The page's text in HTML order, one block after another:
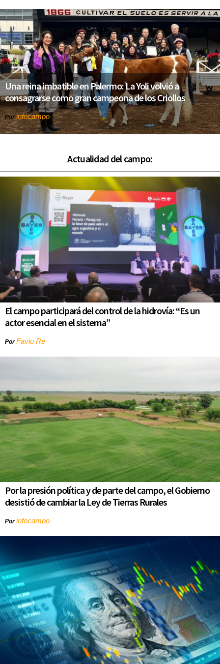
Una reina imbatible en Palermo: La Yoli volvió a
consagrarse como gran campeona de los Criollos
Porinfocampo
Actualidad del campo:
El campo participará del control de la hidrovía: “Es un
actor esencial en el sistema”
PorFavio Re
Por la presión política y de parte del campo, el Gobierno
desistió de cambiar la Ley de Tierras Rurales
Porinfocampo